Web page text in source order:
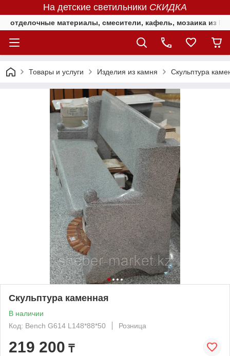
На детские светильники СКИДКА
отделочные материалы, смесители, кафель, мозаика из
Товары и услуги Изделия из камня Скульптура
Скульптура каменная
В наличии
Код: Bench G614 L148*88*50
Розница
219 200 ₸